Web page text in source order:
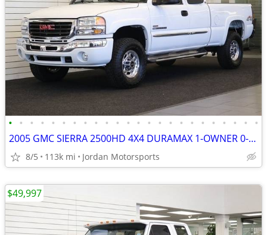
• • • • • • • • • • • • • • • • • • • • • • • •
2005 GMC SIERRA 2500HD 4X4 DURAMAX 1-OWNER 0-RUST silverado 2006 2004
8/5 113k mi Jordan Motorsports
$49,997